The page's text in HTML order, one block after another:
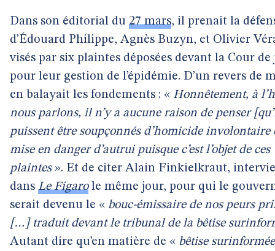
Dans son éditorial du 27 mars, il prenait la
d’Édouard Philippe, Agnès Buzyn, et Olivier
visés par six plaintes déposées devant la Cour de
pour leur gestion de l’épidémie. D’un revers de
en balayait les fondements : « Honnêtement, à
nous parlons, il n’y a aucune raison de penser
puissent être soupçonnés d’homicide involontaire
mise en danger d’autrui puisque c’est l’objet de ces
plaintes». Et de citer Alain Finkielkraut,
dans Le Figarole même jour, pour qui le
serait devenu le « bouc-émissaire de nos peurs
[…] traduit devant le tribunal de la bêtise
Autant dire qu’en matière de « bêtise surinformée